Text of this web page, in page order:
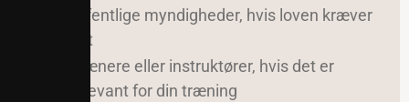
Offentlige myndigheder, hvis loven kræver
det
Trænere eller instruktører, hvis det er
relevant for din træning